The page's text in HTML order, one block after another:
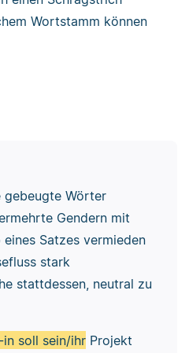
Wortstamm können
gebeugte Wörter
Gendern mit
Satzes vermieden
stark
stattdessen, neutral zu
soll sein/ihrProjekt